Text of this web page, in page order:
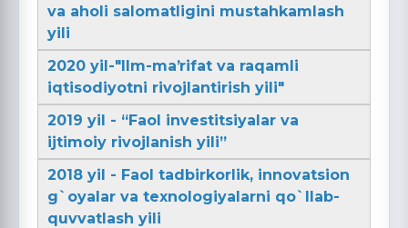
va aholi salomatligini mustahkamlash
yili
2020 yil-"Ilm-maʼrifat va raqamli
iqtisodiyotni rivojlantirish yili"
2019 yil - “Faol investitsiyalar va
ijtimoiy rivojlanish yili”
2018 yil - Faol tadbirkorlik, innovatsion
g`oyalar va texnologiyalarni qo`llab-
quvvatlash yili